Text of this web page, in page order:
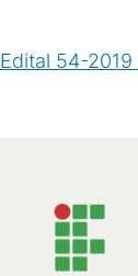
Edital 54-